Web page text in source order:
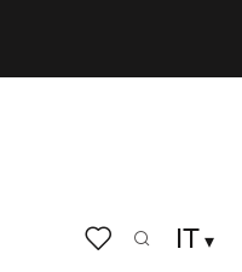
IT